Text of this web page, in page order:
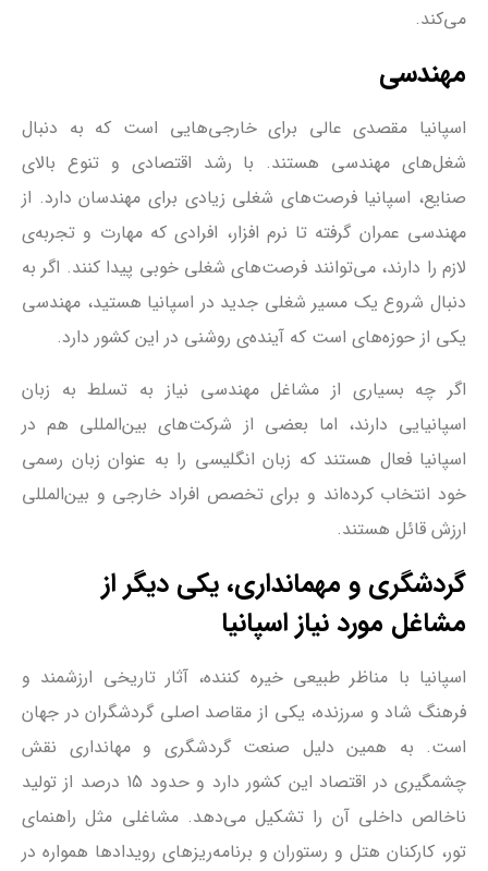
می‌کند.
مهندسی
اسپانیا مقصدی عالی برای خارجی‌هایی است که به دنبال
شغل‌های مهندسی هستند. با رشد اقتصادی و تنوع بالای
صنایع، اسپانیا فرصت‌های شغلی زیادی برای مهندسان دارد. از
مهندسی عمران گرفته تا نرم افزار، افرادی که مهارت و تجربه‌ی
لازم را دارند، می‌توانند فرصت‌های شغلی خوبی پیدا کنند. اگر به
دنبال شروع یک مسیر شغلی جدید در اسپانیا هستید، مهندسی
یکی از حوزه‌های است که آینده‌ی روشنی در این کشور دارد.
اگر چه بسیاری از مشاغل مهندسی نیاز به تسلط به زبان
اسپانیایی دارند، اما بعضی از شرکت‌های بین‌المللی هم در
اسپانیا فعال هستند که زبان انگلیسی را به عنوان زبان رسمی
خود انتخاب کرده‌اند و برای تخصص افراد خارجی و بین‌المللی
ارزش قائل هستند.
گردشگری و مهمانداری، یکی دیگر از
مشاغل مورد نیاز اسپانیا
اسپانیا با مناظر طبیعی خیره کننده، آثار تاریخی ارزشمند و
فرهنگ شاد و سرزنده، یکی از مقاصد اصلی گردشگران در جهان
است. به همین دلیل صنعت گردشگری و مهانداری نقش
چشمگیری در اقتصاد این کشور دارد و حدود 15 درصد از تولید
ناخالص داخلی آن را تشکیل می‌دهد. مشاغلی مثل راهنمای
تور، کارکنان هتل و رستوران و برنامه‌ریزهای رویدادها همواره در